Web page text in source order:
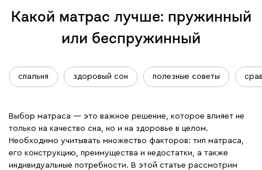
Какой матрас лучше: пружинный
или беспружинный
спальня здоровый сон полезные советы
Выбор матраса — это важное решение, которое влияет не
только на качество сна, но и на здоровье в целом.
Необходимо учитывать множество факторов: тип матраса,
его конструкцию, преимущества и недостатки, а также
индивидуальные потребности. В этой статье рассмотрим